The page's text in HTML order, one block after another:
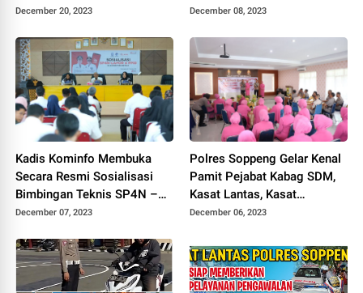
December 20, 2023
Kab.Soppeng
December 08, 2023
Kadis Kominfo Membuka
Secara Resmi Sosialisasi
Bimbingan Teknis SP4N –
LAPOR & PPID Lingkup
December 07, 2023
Polres Soppeng Gelar Kenal
Pamit Pejabat Kabag SDM,
Kasat Lantas, Kasat
Intelkam, Kapolsek Lilirilau
December 06, 2023